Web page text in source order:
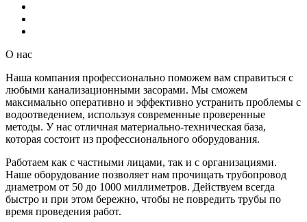
О нас
Наша компания профессионально поможем вам справиться с
любыми канализационными засорами. Мы сможем
максимально оперативно и эффективно устранить проблемы с
водоотведением, используя современные проверенные
методы. У нас отличная материально-техническая база,
которая состоит из профессионального оборудования.
Работаем как с частными лицами, так и с организациями.
Наше оборудование позволяет нам прочищать трубопровод
диаметром от 50 до 1000 миллиметров. Действуем всегда
быстро и при этом бережно, чтобы не повредить трубы по
время проведения работ.